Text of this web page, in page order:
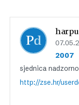
2007
sjednica